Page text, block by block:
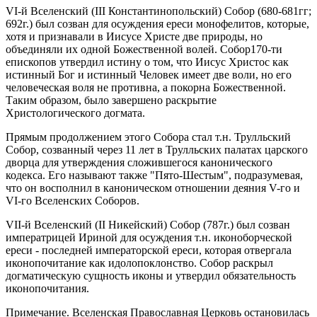
VI-й Вселенский (III Константинопольский) Собор (680-681гг;
692г.) был созван для осуждения ереси монофелитов, которые,
хотя и признавали в Иисусе Христе две природы, но
объединяли их одной Божественной волей. Собор170-ти
епископов утвердил истину о том, что Иисус Христос как
истинный Бог и истинный Человек имеет две воли, но его
человеческая воля не противна, а покорна Божественной.
Таким образом, было завершено раскрытие
Христологического догмата.
Прямым продолжением этого Собора стал т.н. Трулльский
Собор, созванный через 11 лет в Трулльских палатах царского
дворца для утверждения сложившегося канонического
кодекса. Его называют также "Пято-Шестым", подразумевая,
что он восполнил в каноническом отношении деяния V-го и
VI-го Вселенских Соборов.
VII-й Вселенский (II Никейский) Собор (787г.) был созван
императрицей Ириной для осуждения т.н. иконоборческой
ереси - последней императорской ереси, которая отвергала
иконопочитание как идолопоклонство. Собор раскрыл
догматическую сущность иконы и утвердил обязательность
иконопочитания.
Примечание. Вселенская Православная Церковь остановилась